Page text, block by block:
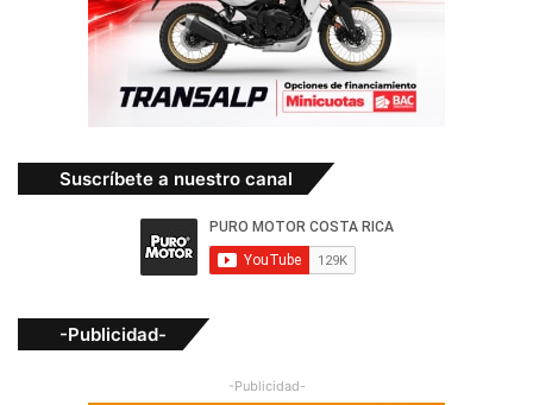
Suscríbete a nuestro canal
-Publicidad-
-Publicidad-